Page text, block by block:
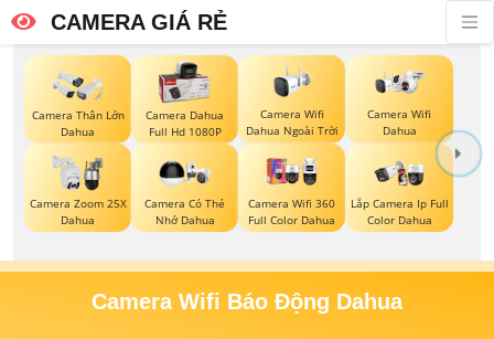
CAMERA GIÁ RẺ
Camera Thân Lớn
Dahua
Camera Dahua
Full Hd 1080P
Camera Wifi
Dahua Ngoài Trời
Camera Wifi
Dahua
Camera Zoom 25X
Dahua
Camera Có Thẻ
Nhớ Dahua
Camera Wifi 360
Full Color Dahua
Lắp Camera Ip Full
Color Dahua
Camera Wifi Báo Động Dahua